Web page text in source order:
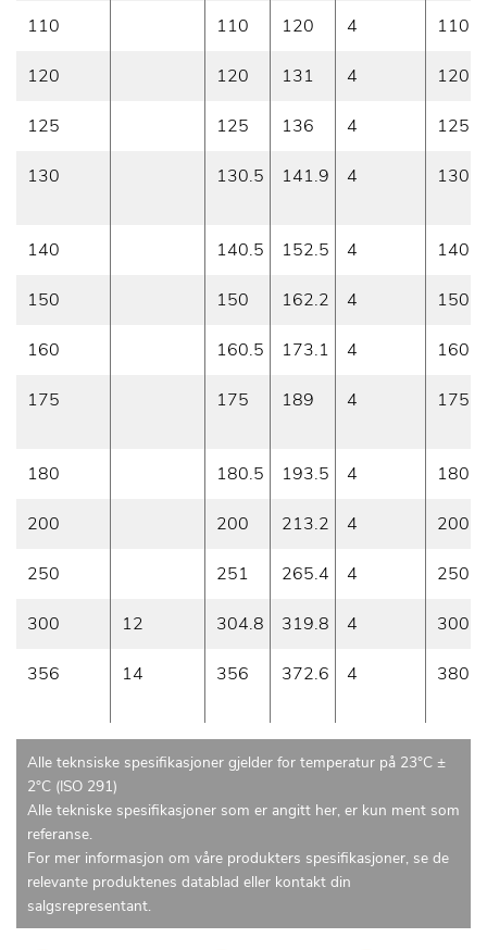
110 110 120 4 110
120 120 131 4 120
125 125 136 4 125
130 130.5 141.9 4 130
140 140.5 152.5 4 140
150 150 162.2 4 150
160 160.5 173.1 4 160
175 175 189 4 175
180 180.5 193.5 4 180
200 200 213.2 4 200
250 251 265.4 4 250
300 12 304.8 319.8 4 300
356 14 356 372.6 4 380
Alle teknsiske spesifikasjoner gjelder for temperatur på 23°C ±
2°C (ISO 291)
Alle tekniske spesifikasjoner som er angitt her, er kun ment som
referanse.
For mer informasjon om våre produkters spesifikasjoner, se de
relevante produktenes datablad eller kontakt din
salgsrepresentant.